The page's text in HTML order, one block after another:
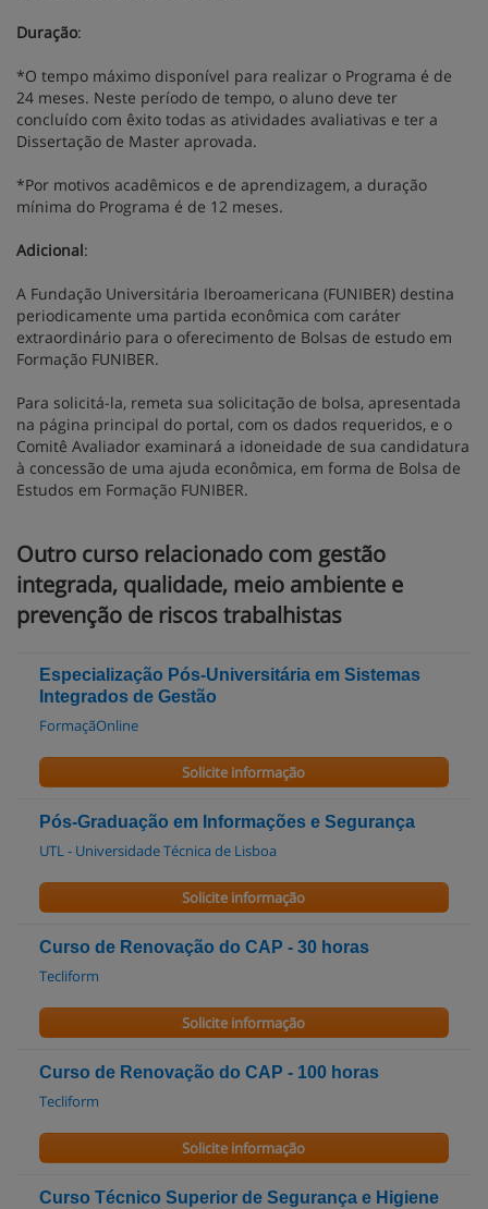
Duração:
*O tempo máximo disponível para realizar o Programa é de
24 meses. Neste período de tempo, o aluno deve ter
concluído com êxito todas as atividades avaliativas e ter a
Dissertação de Master aprovada.
*Por motivos acadêmicos e de aprendizagem, a duração
mínima do Programa é de 12 meses.
Adicional:
A Fundação Universitária Iberoamericana (FUNIBER) destina
periodicamente uma partida econômica com caráter
extraordinário para o oferecimento de Bolsas de estudo em
Formação FUNIBER.
Para solicitá-la, remeta sua solicitação de bolsa, apresentada
na página principal do portal, com os dados requeridos, e o
Comitê Avaliador examinará a idoneidade de sua candidatura
à concessão de uma ajuda econômica, em forma de Bolsa de
Estudos em Formação FUNIBER.
Outro curso relacionado com gestão
integrada, qualidade, meio ambiente e
prevenção de riscos trabalhistas
Especialização Pós-Universitária em Sistemas
Integrados de Gestão
FormaçãOnline
Solicite informação
Pós-Graduação em Informações e Segurança
UTL - Universidade Técnica de Lisboa
Solicite informação
Curso de Renovação do CAP - 30 horas
Tecliform
Solicite informação
Curso de Renovação do CAP - 100 horas
Tecliform
Solicite informação
Curso Técnico Superior de Segurança e Higiene